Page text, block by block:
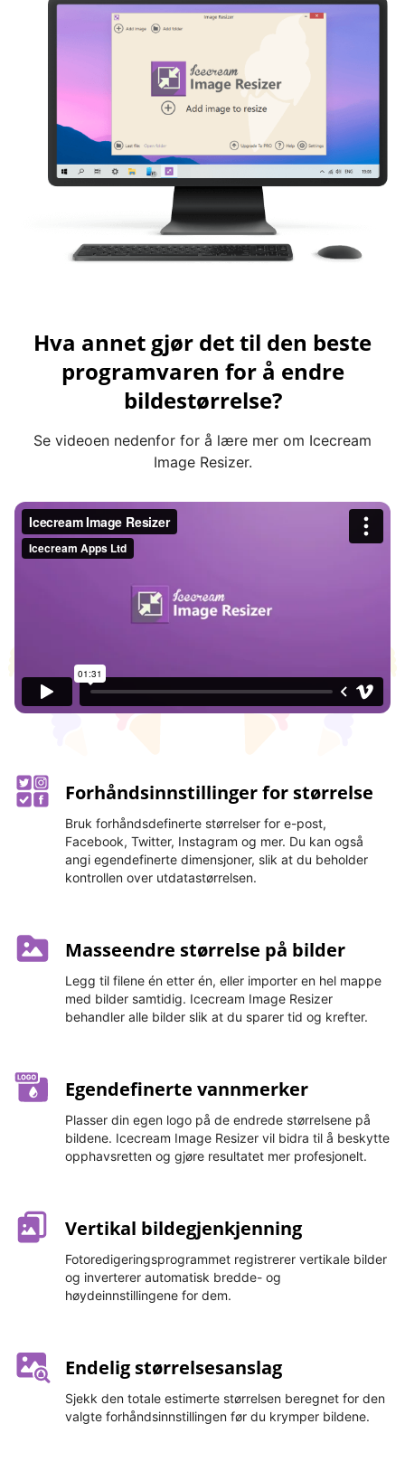
Hva annet gjør det til den beste
programvaren for å endre
bildestørrelse?
Se videoen nedenfor for å lære mer om Icecream
Image Resizer.
Forhåndsinnstillinger for størrelse
Bruk forhåndsdefinerte størrelser for e-post,
Facebook, Twitter, Instagram og mer. Du kan også
angi egendefinerte dimensjoner, slik at du beholder
kontrollen over utdatastørrelsen.
Masseendre størrelse på bilder
Legg til filene én etter én, eller importer en hel mappe
med bilder samtidig. Icecream Image Resizer
behandler alle bilder slik at du sparer tid og krefter.
Egendefinerte vannmerker
Plasser din egen logo på de endrede størrelsene på
bildene. Icecream Image Resizer vil bidra til å beskytte
opphavsretten og gjøre resultatet mer profesjonelt.
Vertikal bildegjenkjenning
Fotoredigeringsprogrammet registrerer vertikale bilder
og inverterer automatisk bredde- og
høydeinnstillingene for dem.
Endelig størrelsesanslag
Sjekk den totale estimerte størrelsen beregnet for den
valgte forhåndsinnstillingen før du krymper bildene.